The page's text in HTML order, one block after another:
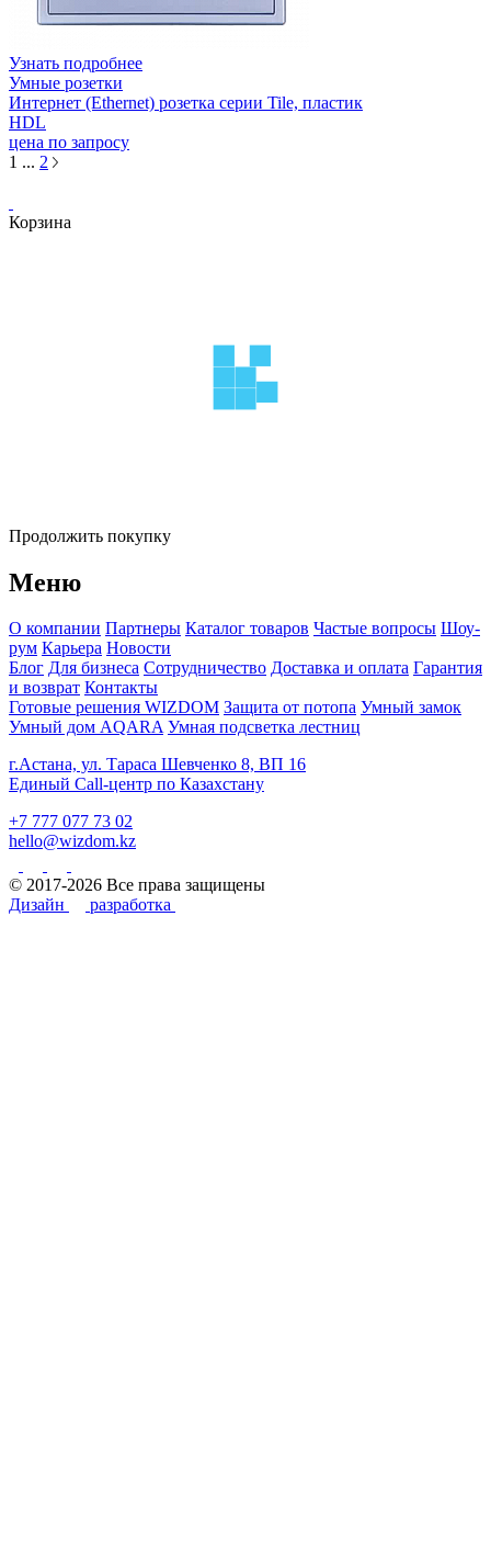
Узнать подробнее
Умные розетки
Интернет (Ethernet) розетка серии Tile, пластик
HDL
цена по запросу
1 ... 2
Корзина
Продолжить покупку
Меню
О компании Партнеры Каталог товаров Частые вопросы Шоу-
рум Карьера Новости
Блог Для бизнеса Сотрудничество Доставка и оплата Гарантия
и возврат Контакты
Готовые решения WIZDOM Защита от потопа Умный замок
Умный дом AQARA Умная подсветка лестниц
г.Астана, ул. Тараса Шевченко 8, ВП 16
Единый Call-центр по Казахстану
+7 777 077 73 02
hello@wizdom.kz
© 2017-2026 Все права защищены
Дизайн
разработка